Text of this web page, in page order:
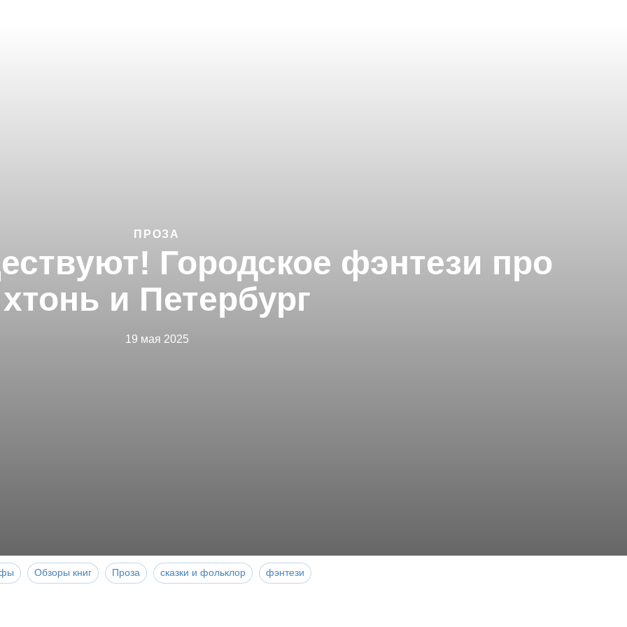
ПРОЗА
Городское фэнтези про
хтонь и Петербург
19 мая 2025
Обзоры книг Проза сказки и фольклор фэнтези